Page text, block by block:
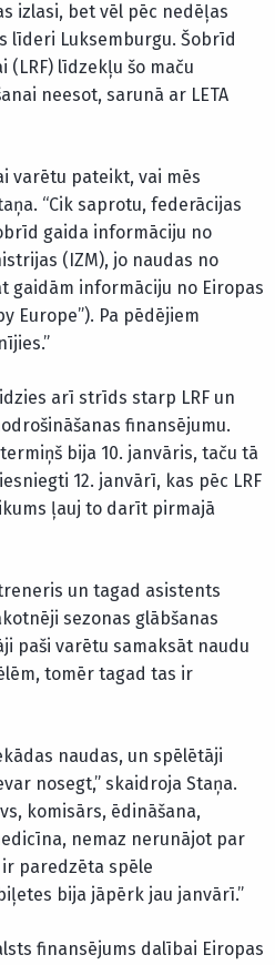
izlasi, bet vēl pēc nedēļas
līderi Luksemburgu. Šobrīd
(LRF) līdzekļu šo maču
neesot, sarunā ar LETA
varētu pateikt, vai mēs
“Cik saprotu, federācijas
gaida informāciju no
(IZM), jo naudas no
gaidām informāciju no Eiropas
Europe”). Pa pēdējiem
arī strīds starp LRF un
finansējumu.
bija 10. janvāris, taču tā
12. janvārī, kas pēc LRF
ļauj to darīt pirmajā
un tagad asistents
sezonas glābšanas
paši varētu samaksāt naudu
tomēr tagad tas ir
naudas, un spēlētāji
nosegt,” skaidroja Staņa.
komisārs, ēdināšana,
nemaz nerunājot par
paredzēta spēle
bija jāpērk jau janvārī.”
finansējums dalībai Eiropas